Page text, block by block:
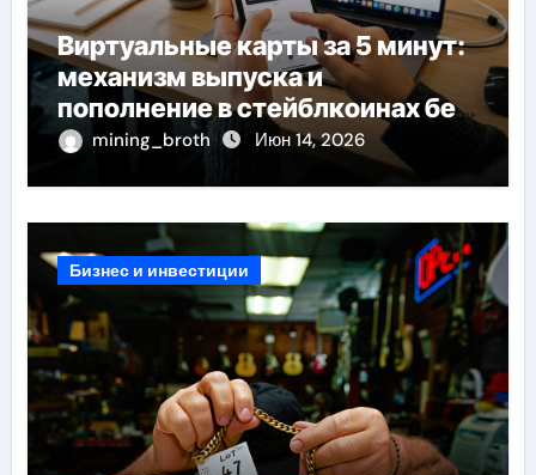
Виртуальные карты за 5 минут:
механизм выпуска и
пополнение в стейблкоинах без
банковской верификации
mining_broth Июн 14, 2026
Бизнес и инвестиции